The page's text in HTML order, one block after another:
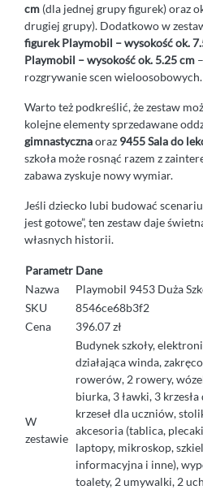
cm (dla jednej grupy figurek) oraz
drugiej grupy). Dodatkowo w
figurek Playmobil – wysokość ok.
Playmobil – wysokość ok. 5.25 cm
rozgrywanie scen wieloosobowych.
Warto też podkreślić, że zestaw
kolejne elementy sprzedawane
gimnastycznaoraz 9455 Sala do
szkoła może rosnąć razem z
zabawa zyskuje nowy wymiar.
Jeśli dziecko lubi budować
jest gotowe”, ten zestaw daje
własnych historii.
Parametr Dane
Nazwa
Playmobil 9453 Duża
SKU
8546ce68b3f2
Cena
396.07 zł
W
zestawie
Budynek szkoły,
działająca winda,
rowerów, 2 rowery,
biurka, 3 ławki, 3
krzeseł dla uczniów,
akcesoria (tablica,
laptopy, mikroskop,
informacyjna i inne),
toalety, 2 umywalki, 2